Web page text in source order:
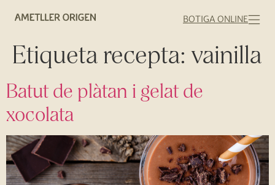
BOTIGA ONLINE
Etiqueta recepta: vainilla
Batut de plàtan i gelat de
xocolata